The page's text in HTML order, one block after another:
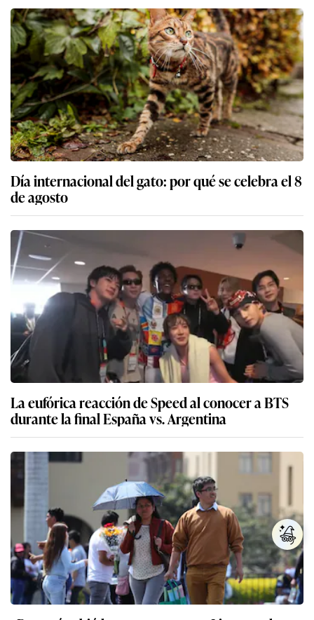
Día internacional del gato: por qué se celebra el 8
de agosto
La eufórica reacción de Speed al conocer a BTS
durante la final España vs. Argentina